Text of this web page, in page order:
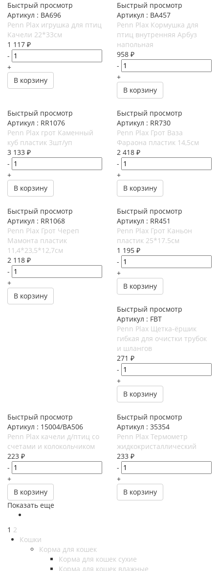
Быстрый просмотр
Артикул : BA696
Penn Plax игрушка для птиц
Качели 22*33см
1 117 ₽
-
+
В корзину
Быстрый просмотр
Артикул : BA457
Penn Plax Кормушка для
птиц внутренняя Арбуз
напольная
958 ₽
-
+
В корзину
Быстрый просмотр
Артикул : RR1076
Penn Plax грот Каменный
куб пластик 3шт/уп
3 133 ₽
-
+
В корзину
Быстрый просмотр
Артикул : RR730
Penn Plax Грот Ваза
Фараона пластик 14,5см
2 418 ₽
-
+
В корзину
Быстрый просмотр
Артикул : RR1068
Penn Plax Грот Череп
Мамонта пластик
11,4*23,5*12,7см
2 118 ₽
-
+
В корзину
Быстрый просмотр
Артикул : RR451
Penn Plax Грот Каньон
пластик 25*17.5см
1 195 ₽
-
+
В корзину
Быстрый просмотр
Артикул : FBT
Penn Plax Щетка-ёршик
гибкая для очистки трубок
и шлангов
271 ₽
-
+
В корзину
Быстрый просмотр
Артикул : 15004/ВА506
Penn Plax качели д/птиц со
счетами и колокольчиком
223 ₽
-
+
В корзину
Быстрый просмотр
Артикул : 35354
Penn Plax Термометр
жидкокристаллический
233 ₽
-
+
В корзину
Показать еще
1 2
Кошки
Корма для кошек
Корма для кошек сухие
Корма для кошек влажные